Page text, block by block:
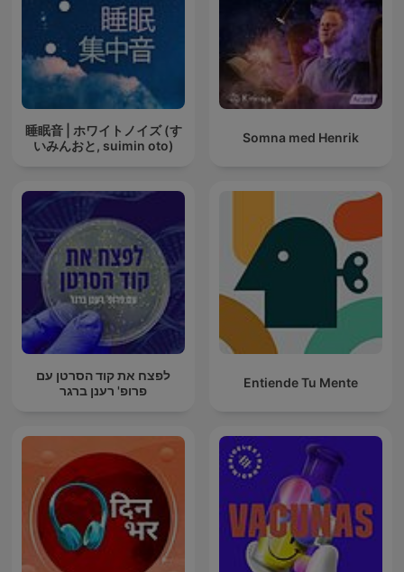
睡眠音 | ホワイトノイズ (す
いみんおと, suimin oto)
Somna med Henrik
לפצח את קוד הסרטן עם
פרופ' רענן ברגר
Entiende Tu Mente